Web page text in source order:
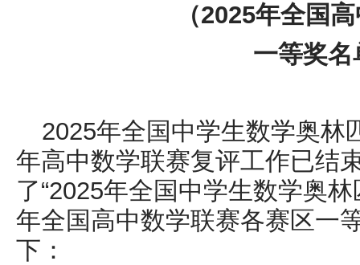
（2025年全国
一等奖名
2025年全国中学生数学奥林
年高中数学联赛复评工作已结
了“2025年全国中学生数学奥
年全国高中数学联赛各赛区一
下：